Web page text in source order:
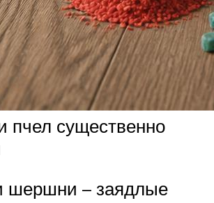
пчел существенно
шершни – заядлые